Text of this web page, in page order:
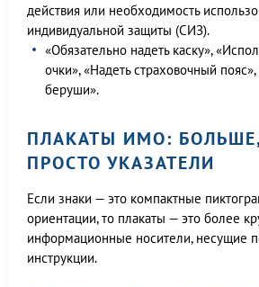
действия или необходимость
индивидуальной защиты (СИЗ).
«Обязательно надеть каску»,
очки», «Надеть страховочный
беруши».
ПЛАКАТЫ ИМО:
ПРОСТО УКАЗАТЕЛИ
Если знаки — это компактные
ориентации, то плакаты — это более
информационные носители, несущие
инструкции.